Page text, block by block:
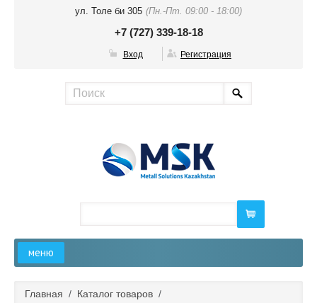
ул. Толе би 305 (Пн.-Пт. 09:00 - 18:00)
+7 (727) 339-18-18
Вход Регистрация
меню
Главная / Каталог товаров /